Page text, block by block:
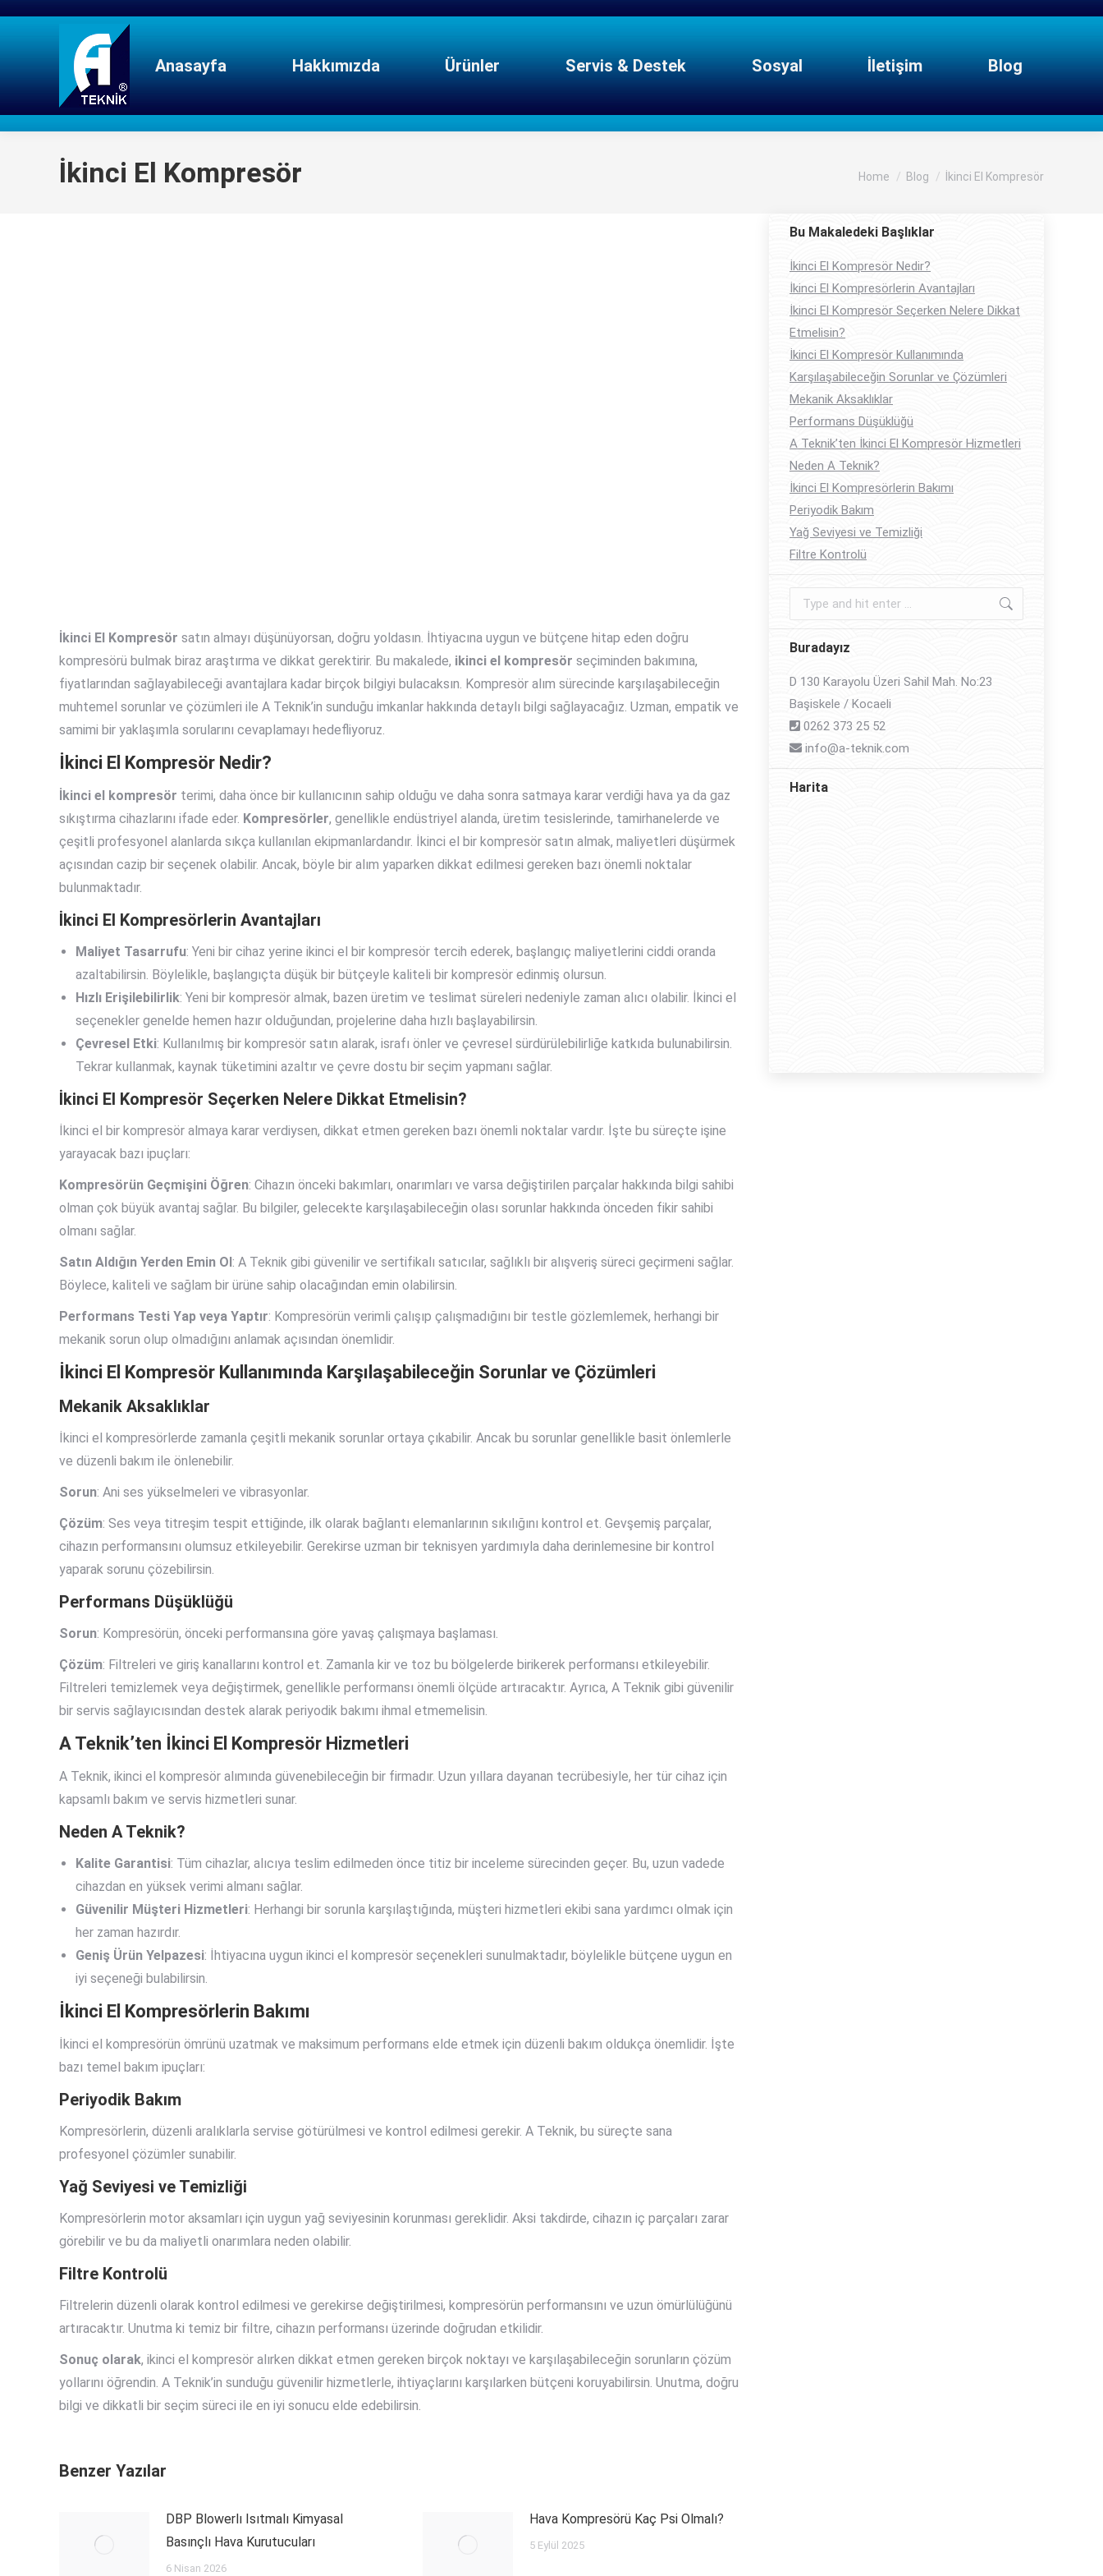
Anasayfa Hakkımızda Ürünler Servis & Destek Sosyal İletişim Blog
İkinci El Kompresör You are here:
Home Blog İkinci El Kompresör
İkinci El Kompresör satın almayı düşünüyorsan, doğru yoldasın. İhtiyacına uygun ve bütçene hitap eden doğru
kompresörü bulmak biraz araştırma ve dikkat gerektirir. Bu makalede, ikinci el kompresör seçiminden bakımına,
fiyatlarından sağlayabileceği avantajlara kadar birçok bilgiyi bulacaksın. Kompresör alım sürecinde karşılaşabileceğin
muhtemel sorunlar ve çözümleri ile A Teknik’in sunduğu imkanlar hakkında detaylı bilgi sağlayacağız. Uzman, empatik ve
samimi bir yaklaşımla sorularını cevaplamayı hedefliyoruz.
İkinci El Kompresör Nedir?
İkinci el kompresör terimi, daha önce bir kullanıcının sahip olduğu ve daha sonra satmaya karar verdiği hava ya da gaz
sıkıştırma cihazlarını ifade eder. Kompresörler, genellikle endüstriyel alanda, üretim tesislerinde, tamirhanelerde ve
çeşitli profesyonel alanlarda sıkça kullanılan ekipmanlardandır. İkinci el bir kompresör satın almak, maliyetleri düşürmek
açısından cazip bir seçenek olabilir. Ancak, böyle bir alım yaparken dikkat edilmesi gereken bazı önemli noktalar
bulunmaktadır.
İkinci El Kompresörlerin Avantajları
Maliyet Tasarrufu: Yeni bir cihaz yerine ikinci el bir kompresör tercih ederek, başlangıç maliyetlerini ciddi oranda
azaltabilirsin. Böylelikle, başlangıçta düşük bir bütçeyle kaliteli bir kompresör edinmiş olursun.
Hızlı Erişilebilirlik: Yeni bir kompresör almak, bazen üretim ve teslimat süreleri nedeniyle zaman alıcı olabilir. İkinci el
seçenekler genelde hemen hazır olduğundan, projelerine daha hızlı başlayabilirsin.
Çevresel Etki: Kullanılmış bir kompresör satın alarak, israfı önler ve çevresel sürdürülebilirliğe katkıda bulunabilirsin.
Tekrar kullanmak, kaynak tüketimini azaltır ve çevre dostu bir seçim yapmanı sağlar.
İkinci El Kompresör Seçerken Nelere Dikkat Etmelisin?
İkinci el bir kompresör almaya karar verdiysen, dikkat etmen gereken bazı önemli noktalar vardır. İşte bu süreçte işine
yarayacak bazı ipuçları:
Kompresörün Geçmişini Öğren: Cihazın önceki bakımları, onarımları ve varsa değiştirilen parçalar hakkında bilgi sahibi
olman çok büyük avantaj sağlar. Bu bilgiler, gelecekte karşılaşabileceğin olası sorunlar hakkında önceden fikir sahibi
olmanı sağlar.
Satın Aldığın Yerden Emin Ol : A Teknik gibi güvenilir ve sertifikalı satıcılar, sağlıklı bir alışveriş süreci geçirmeni sağlar.
Böylece, kaliteli ve sağlam bir ürüne sahip olacağından emin olabilirsin.
Performans Testi Yap veya Yaptır: Kompresörün verimli çalışıp çalışmadığını bir testle gözlemlemek, herhangi bir
mekanik sorun olup olmadığını anlamak açısından önemlidir.
İkinci El Kompresör Kullanımında Karşılaşabileceğin Sorunlar ve Çözümleri
Mekanik Aksaklıklar
İkinci el kompresörlerde zamanla çeşitli mekanik sorunlar ortaya çıkabilir. Ancak bu sorunlar genellikle basit önlemlerle
ve düzenli bakım ile önlenebilir.
Sorun: Ani ses yükselmeleri ve vibrasyonlar.
Çözüm: Ses veya titreşim tespit ettiğinde, ilk olarak bağlantı elemanlarının sıkılığını kontrol et. Gevşemiş parçalar,
cihazın performansını olumsuz etkileyebilir. Gerekirse uzman bir teknisyen yardımıyla daha derinlemesine bir kontrol
yaparak sorunu çözebilirsin.
Performans Düşüklüğü
Sorun: Kompresörün, önceki performansına göre yavaş çalışmaya başlaması.
Çözüm: Filtreleri ve giriş kanallarını kontrol et. Zamanla kir ve toz bu bölgelerde birikerek performansı etkileyebilir.
Filtreleri temizlemek veya değiştirmek, genellikle performansı önemli ölçüde artıracaktır. Ayrıca, A Teknik gibi güvenilir
bir servis sağlayıcısından destek alarak periyodik bakımı ihmal etmemelisin.
A Teknik’ten İkinci El Kompresör Hizmetleri
A Teknik, ikinci el kompresör alımında güvenebileceğin bir firmadır. Uzun yıllara dayanan tecrübesiyle, her tür cihaz için
kapsamlı bakım ve servis hizmetleri sunar.
Neden A Teknik?
Kalite Garantisi: Tüm cihazlar, alıcıya teslim edilmeden önce titiz bir inceleme sürecinden geçer. Bu, uzun vadede
cihazdan en yüksek verimi almanı sağlar.
Güvenilir Müşteri Hizmetleri: Herhangi bir sorunla karşılaştığında, müşteri hizmetleri ekibi sana yardımcı olmak için
her zaman hazırdır.
Geniş Ürün Yelpazesi: İhtiyacına uygun ikinci el kompresör seçenekleri sunulmaktadır, böylelikle bütçene uygun en
iyi seçeneği bulabilirsin.
İkinci El Kompresörlerin Bakımı
İkinci el kompresörün ömrünü uzatmak ve maksimum performans elde etmek için düzenli bakım oldukça önemlidir. İşte
bazı temel bakım ipuçları:
Periyodik Bakım
Kompresörlerin, düzenli aralıklarla servise götürülmesi ve kontrol edilmesi gerekir. A Teknik, bu süreçte sana
profesyonel çözümler sunabilir.
Yağ Seviyesi ve Temizliği
Kompresörlerin motor aksamları için uygun yağ seviyesinin korunması gereklidir. Aksi takdirde, cihazın iç parçaları zarar
görebilir ve bu da maliyetli onarımlara neden olabilir.
Filtre Kontrolü
Filtrelerin düzenli olarak kontrol edilmesi ve gerekirse değiştirilmesi, kompresörün performansını ve uzun ömürlülüğünü
artıracaktır. Unutma ki temiz bir filtre, cihazın performansı üzerinde doğrudan etkilidir.
Sonuç olarak, ikinci el kompresör alırken dikkat etmen gereken birçok noktayı ve karşılaşabileceğin sorunların çözüm
yollarını öğrendin. A Teknik’in sunduğu güvenilir hizmetlerle, ihtiyaçlarını karşılarken bütçeni koruyabilirsin. Unutma, doğru
bilgi ve dikkatli bir seçim süreci ile en iyi sonucu elde edebilirsin.
Benzer Yazılar
DBP Blowerlı Isıtmalı Kimyasal
Basınçlı Hava Kurutucuları
6 Nisan 2026
Hava Kompresörü Kaç Psi Olmalı?
5 Eylül 2025
Bu Makaledeki Başlıklar
İkinci El Kompresör Nedir?
İkinci El Kompresörlerin Avantajları
İkinci El Kompresör Seçerken Nelere Dikkat
Etmelisin?
İkinci El Kompresör Kullanımında
Karşılaşabileceğin Sorunlar ve Çözümleri
Mekanik Aksaklıklar
Performans Düşüklüğü
A Teknik’ten İkinci El Kompresör Hizmetleri
Neden A Teknik?
İkinci El Kompresörlerin Bakımı
Periyodik Bakım
Yağ Seviyesi ve Temizliği
Filtre Kontrolü
Search:
Buradayız
D 130 Karayolu Üzeri Sahil Mah. No:23
Başiskele / Kocaeli
0262 373 25 52
info@a-teknik.com
Harita